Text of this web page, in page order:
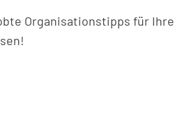
Organisationstipps für